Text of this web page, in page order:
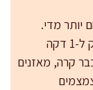
יותר מדי.
בפעם הבאה מקצרים את זמן קליית הרסק ל-1 דקה
קרה, מאזנים
מים, ומצמצמים